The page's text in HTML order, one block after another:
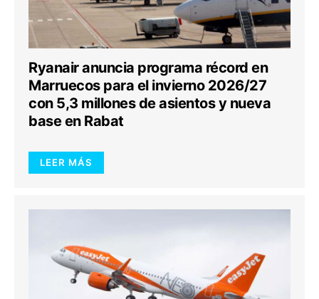
Ryanair anuncia programa récord en
Marruecos para el invierno 2026/27
con 5,3 millones de asientos y nueva
base en Rabat
LEER MÁS